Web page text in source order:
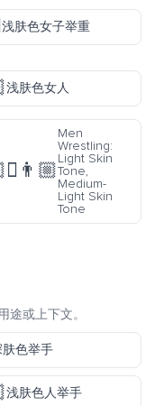
浅肤色女子举重
浅肤色女人
Men
Wrestling:
Light Skin
Tone,
Medium-
Light Skin
Tone
或上下文。
肤色举手
浅肤色人举手